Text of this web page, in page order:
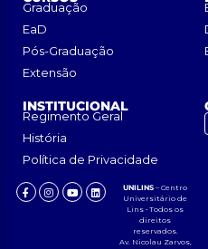
Graduação
EaD
Pós-Graduação
Extensão
INSTITUCIONAL
Regimento Geral
História
Política de Privacidade
UNILINS – Centro
Universitário de
Lins • Todos os
direitos
reservados.
Av. Nicolau Zarvos,